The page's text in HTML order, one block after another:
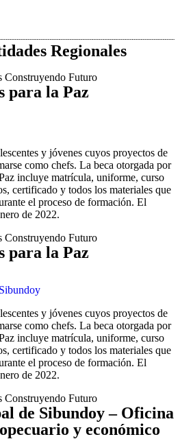
Regionales
Construyendo Futuro
para la Paz
y jóvenes cuyos proyectos de
como chefs. La beca otorgada por
incluye matrícula, uniforme, curso
certificado y todos los materiales que
el proceso de formación. El
de 2022.
Construyendo Futuro
para la Paz
Sibundoy
y jóvenes cuyos proyectos de
como chefs. La beca otorgada por
incluye matrícula, uniforme, curso
certificado y todos los materiales que
el proceso de formación. El
de 2022.
Construyendo Futuro
de Sibundoy – Oficina
y económico